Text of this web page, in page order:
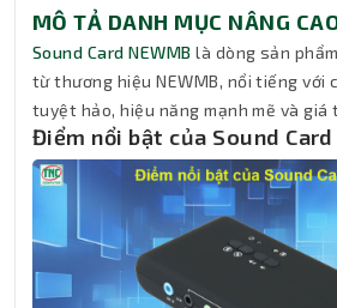
MÔ TẢ DANH MỤC NÂNG
Sound Card NEWMB là dòng sản
từ thương hiệu NEWMB, nổi tiếng với
tuyệt hảo, hiệu năng mạnh mẽ và giá
Điểm nổi bật của Sound Card